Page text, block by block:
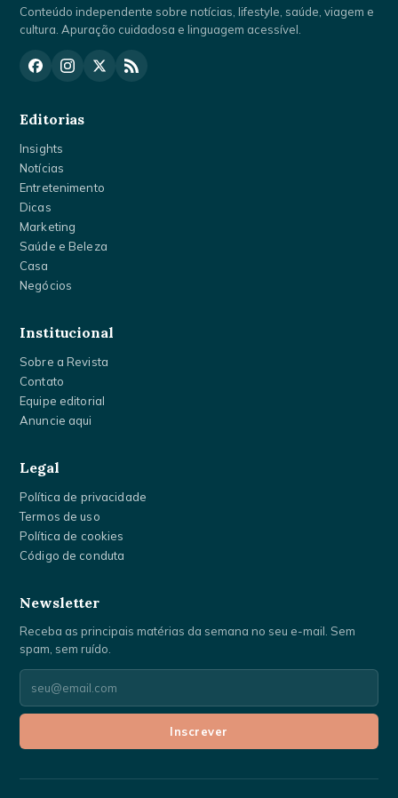
Conteúdo independente sobre notícias, lifestyle, saúde, viagem e
cultura. Apuração cuidadosa e linguagem acessível.
Editorias
Insights
Notícias
Entretenimento
Dicas
Marketing
Saúde e Beleza
Casa
Negócios
Institucional
Sobre a Revista
Contato
Equipe editorial
Anuncie aqui
Legal
Política de privacidade
Termos de uso
Política de cookies
Código de conduta
Newsletter
Receba as principais matérias da semana no seu e-mail. Sem
spam, sem ruído.
Seu
mail
Inscrever